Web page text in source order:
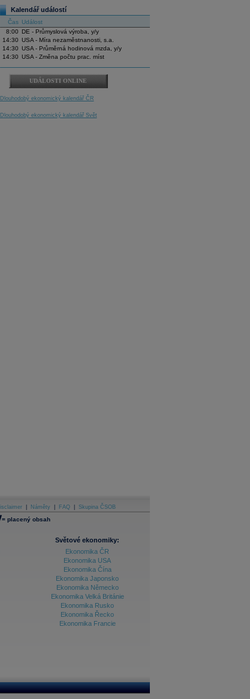
Kalendář událostí
Čas Událost
8:00
DE - Průmyslová výroba, y/y
14:30 USA - Míra nezaměstnanosti, s.a.
14:30 USA - Průměrná hodinová mzda, y/y
14:30 USA - Změna počtu prac. míst
UDÁLOSTI ONLINE
Dlouhodobý ekonomický kalendář ČR
Dlouhodobý ekonomický kalendář Svět
Náměty FAQ Skupina ČSOB
= placený obsah
Světové ekonomiky:
Ekonomika ČR
Ekonomika USA
Ekonomika Čína
Ekonomika Japonsko
Ekonomika Německo
Ekonomika Velká Británie
Ekonomika Rusko
Ekonomika Řecko
Ekonomika Francie